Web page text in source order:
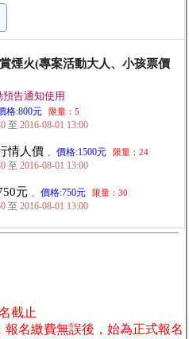
煙火(專案活動大人、小孩票價
告通知使用
格:800元 限量：5
至2016-08-01 13:00
情人價 、價格:1500元 限量：24
至2016-08-01 13:00
元 、價格:750元 限量：30
至2016-08-01 13:00
截止
名繳費無誤後，始為正式報名